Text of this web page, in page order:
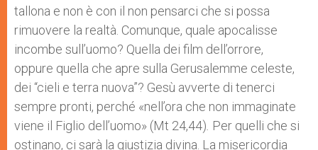
tallona e non è con il non pensarci che si possa
rimuovere la realtà. Comunque, quale apocalisse
incombe sull’uomo? Quella dei film dell’orrore,
oppure quella che apre sulla Gerusalemme celeste,
dei “cieli e terra nuova”? Gesù avverte di tenerci
sempre pronti, perché «nell’ora che non immaginate
viene il Figlio dell’uomo» (Mt 24,44) Per quelli che si
ostinano, ci sarà la giustizia divina. La misericordia